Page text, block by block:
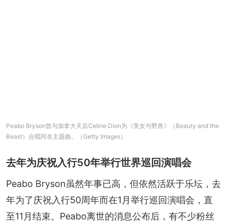
Peabo Bryson曾与加拿大天后Celine Dion为《美女与野兽》（Beauty and the
Beast）合唱同名主题曲。（Getty Images）
去年为庆祝入行50年举行世界巡回演唱会
Peabo Bryson虽然年事已高，但依然活跃于乐坛，去
年为了庆祝入行50周年而在1月举行巡回演唱会，直
至11月结束。Peabo离世的消息公布后，有不少粉丝